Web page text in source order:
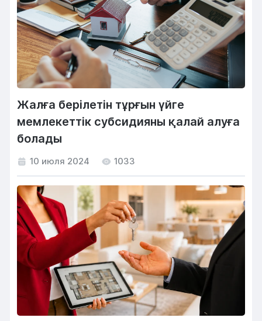
Жалға берілетін тұрғын үйге
мемлекеттік субсидияны қалай алуға
болады
10 июля 2024 1033